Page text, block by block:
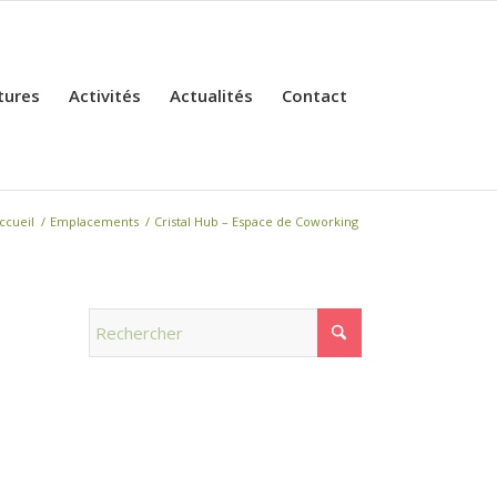
Activités Actualités Contact
/ Emplacements / Cristal Hub – Espace de Coworking